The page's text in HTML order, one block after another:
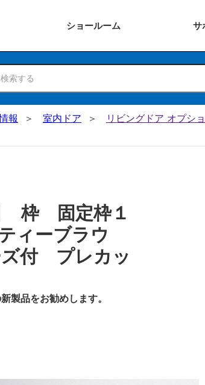
ショールーム サ
報 室内ドア
リビングドア オプシ
枠 固定枠１
ィーブラウ
付 プレカッ
製品をお勧めします。